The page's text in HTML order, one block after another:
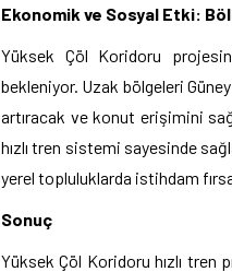
Ekonomik ve Sosyal Etki:
Yüksek Çöl Koridoru
bekleniyor. Uzak bölgeleri
artıracak ve konut erişimini
hızlı tren sistemi sayesinde
yerel topluluklarda istihdam
Sonuç
Yüksek Çöl Koridoru hızlı tren